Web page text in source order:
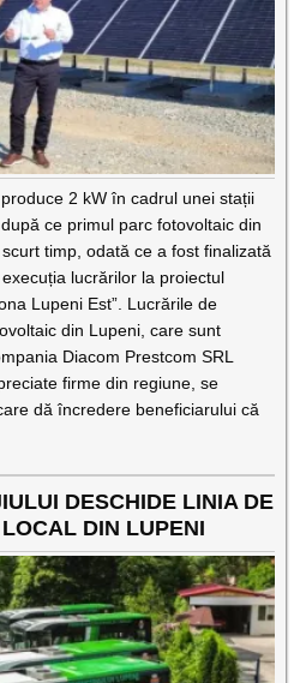
2 kW în cadrul unei stații
ce primul parc fotovoltaic din
timp, odată ce a fost finalizată
lucrărilor la proiectul
Lupeni Est”. Lucrările de
din Lupeni, care sunt
Diacom Prestcom SRL
firme din regiune, se
dă încredere beneficiarului că
DESCHIDE LINIA DE
DIN LUPENI